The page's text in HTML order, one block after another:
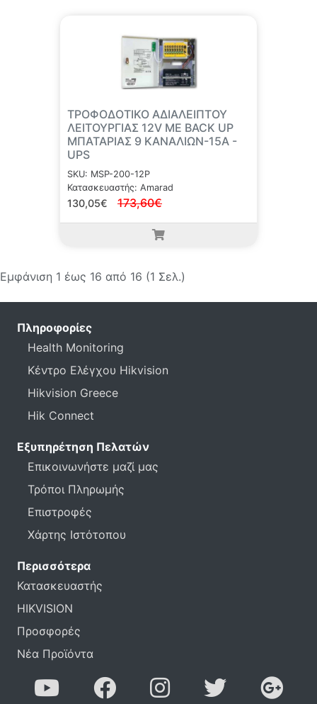
ΤΡΟΦΟΔΟΤΙΚΟ ΑΔΙΑΛΕΙΠΤΟΥ
ΛΕΙΤΟΥΡΓΙΑΣ 12V ΜΕ BACK UP
ΜΠΑΤΑΡΙΑΣ 9 ΚΑΝΑΛΙΩΝ-15Α -
UPS
SKU: MSP-200-12P
Κατασκευαστής: Amarad
130,05€ 173,60€
Εμφάνιση 1 έως 16 από 16 (1 Σελ.)
Πληροφορίες
Health Monitoring
Κέντρο Ελέγχου Hikvision
Hikvision Greece
Hik Connect
Εξυπηρέτηση Πελατών
Επικοινωνήστε μαζί μας
Τρόποι Πληρωμής
Επιστροφές
Χάρτης Ιστότοπου
Περισσότερα
Κατασκευαστής
HIKVISION
Προσφορές
Νέα Προϊόντα